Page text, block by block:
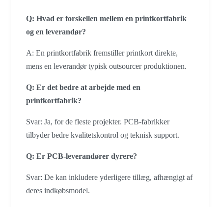
Q: Hvad er forskellen mellem en printkortfabrik
og en leverandør?
A: En printkortfabrik fremstiller printkort direkte,
mens en leverandør typisk outsourcer produktionen.
Q: Er det bedre at arbejde med en
printkortfabrik?
Svar: Ja, for de fleste projekter. PCB-fabrikker
tilbyder bedre kvalitetskontrol og teknisk support.
Q: Er PCB-leverandører dyrere?
Svar: De kan inkludere yderligere tillæg, afhængigt af
deres indkøbsmodel.